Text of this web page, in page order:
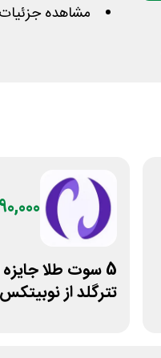
مشاهده
90,000
5 سوت طلا
تترگلد از نوبیتکس